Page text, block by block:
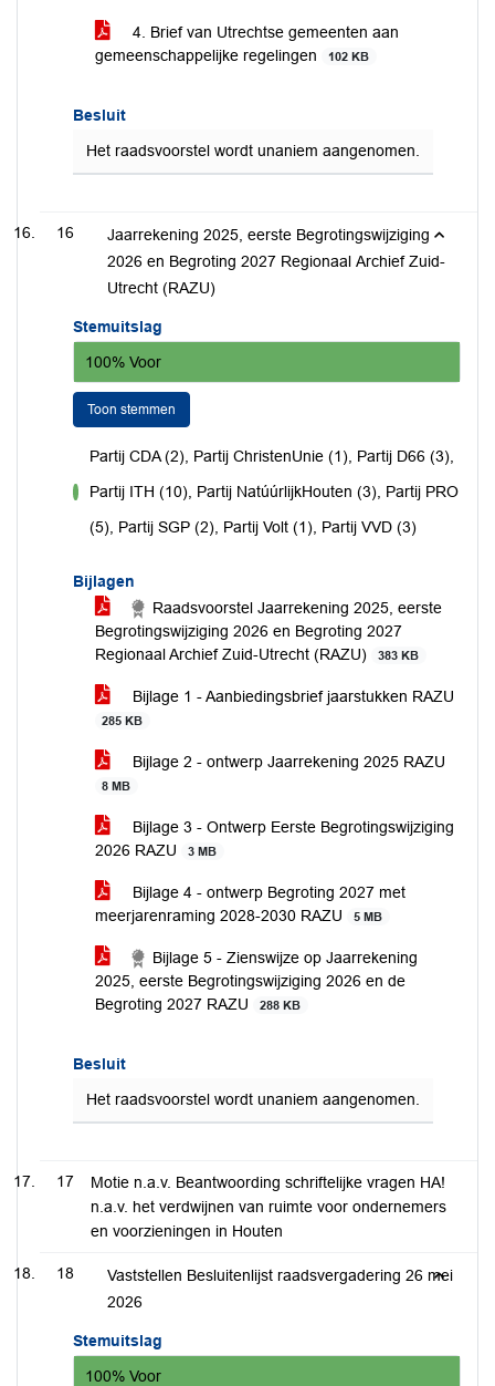
4. Brief van Utrechtse gemeenten aan
gemeenschappelijke regelingen
102 KB
Besluit
Het raadsvoorstel wordt unaniem aangenomen.
16
Jaarrekening 2025, eerste Begrotingswijziging
2026 en Begroting 2027 Regionaal Archief Zuid-
Utrecht (RAZU)
Stemuitslag
100% Voor
Toon stemmen
Partij CDA (2), Partij ChristenUnie (1), Partij D66 (3),
Partij ITH (10), Partij NatúúrlijkHouten (3), Partij PRO
(5), Partij SGP (2), Partij Volt (1), Partij VVD (3)
Bijlagen
Raadsvoorstel Jaarrekening 2025, eerste
Begrotingswijziging 2026 en Begroting 2027
Regionaal Archief Zuid-Utrecht (RAZU)
383 KB
Bijlage 1 - Aanbiedingsbrief jaarstukken RAZU
285 KB
Bijlage 2 - ontwerp Jaarrekening 2025 RAZU
8 MB
Bijlage 3 - Ontwerp Eerste Begrotingswijziging
2026 RAZU
3 MB
Bijlage 4 - ontwerp Begroting 2027 met
meerjarenraming 2028-2030 RAZU
5 MB
Bijlage 5 - Zienswijze op Jaarrekening
2025, eerste Begrotingswijziging 2026 en de
Begroting 2027 RAZU
288 KB
Besluit
Het raadsvoorstel wordt unaniem aangenomen.
17
Motie n.a.v. Beantwoording schriftelijke vragen HA!
n.a.v. het verdwijnen van ruimte voor ondernemers
en voorzieningen in Houten
18
Vaststellen Besluitenlijst raadsvergadering 26 mei
2026
Stemuitslag
100% Voor